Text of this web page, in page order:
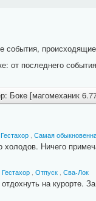
от последнего
Боке [магомеханик
Гестахор, Самая
Ничего
Гестахор, Отпуск, Сва-Лок
на курорте.